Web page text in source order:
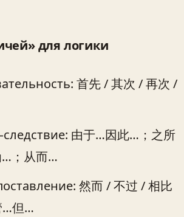
для логики
首先 / 其次 / 再次 /
由于…因此…；之所
；从而…
然而 / 不过 / 相比
…但…